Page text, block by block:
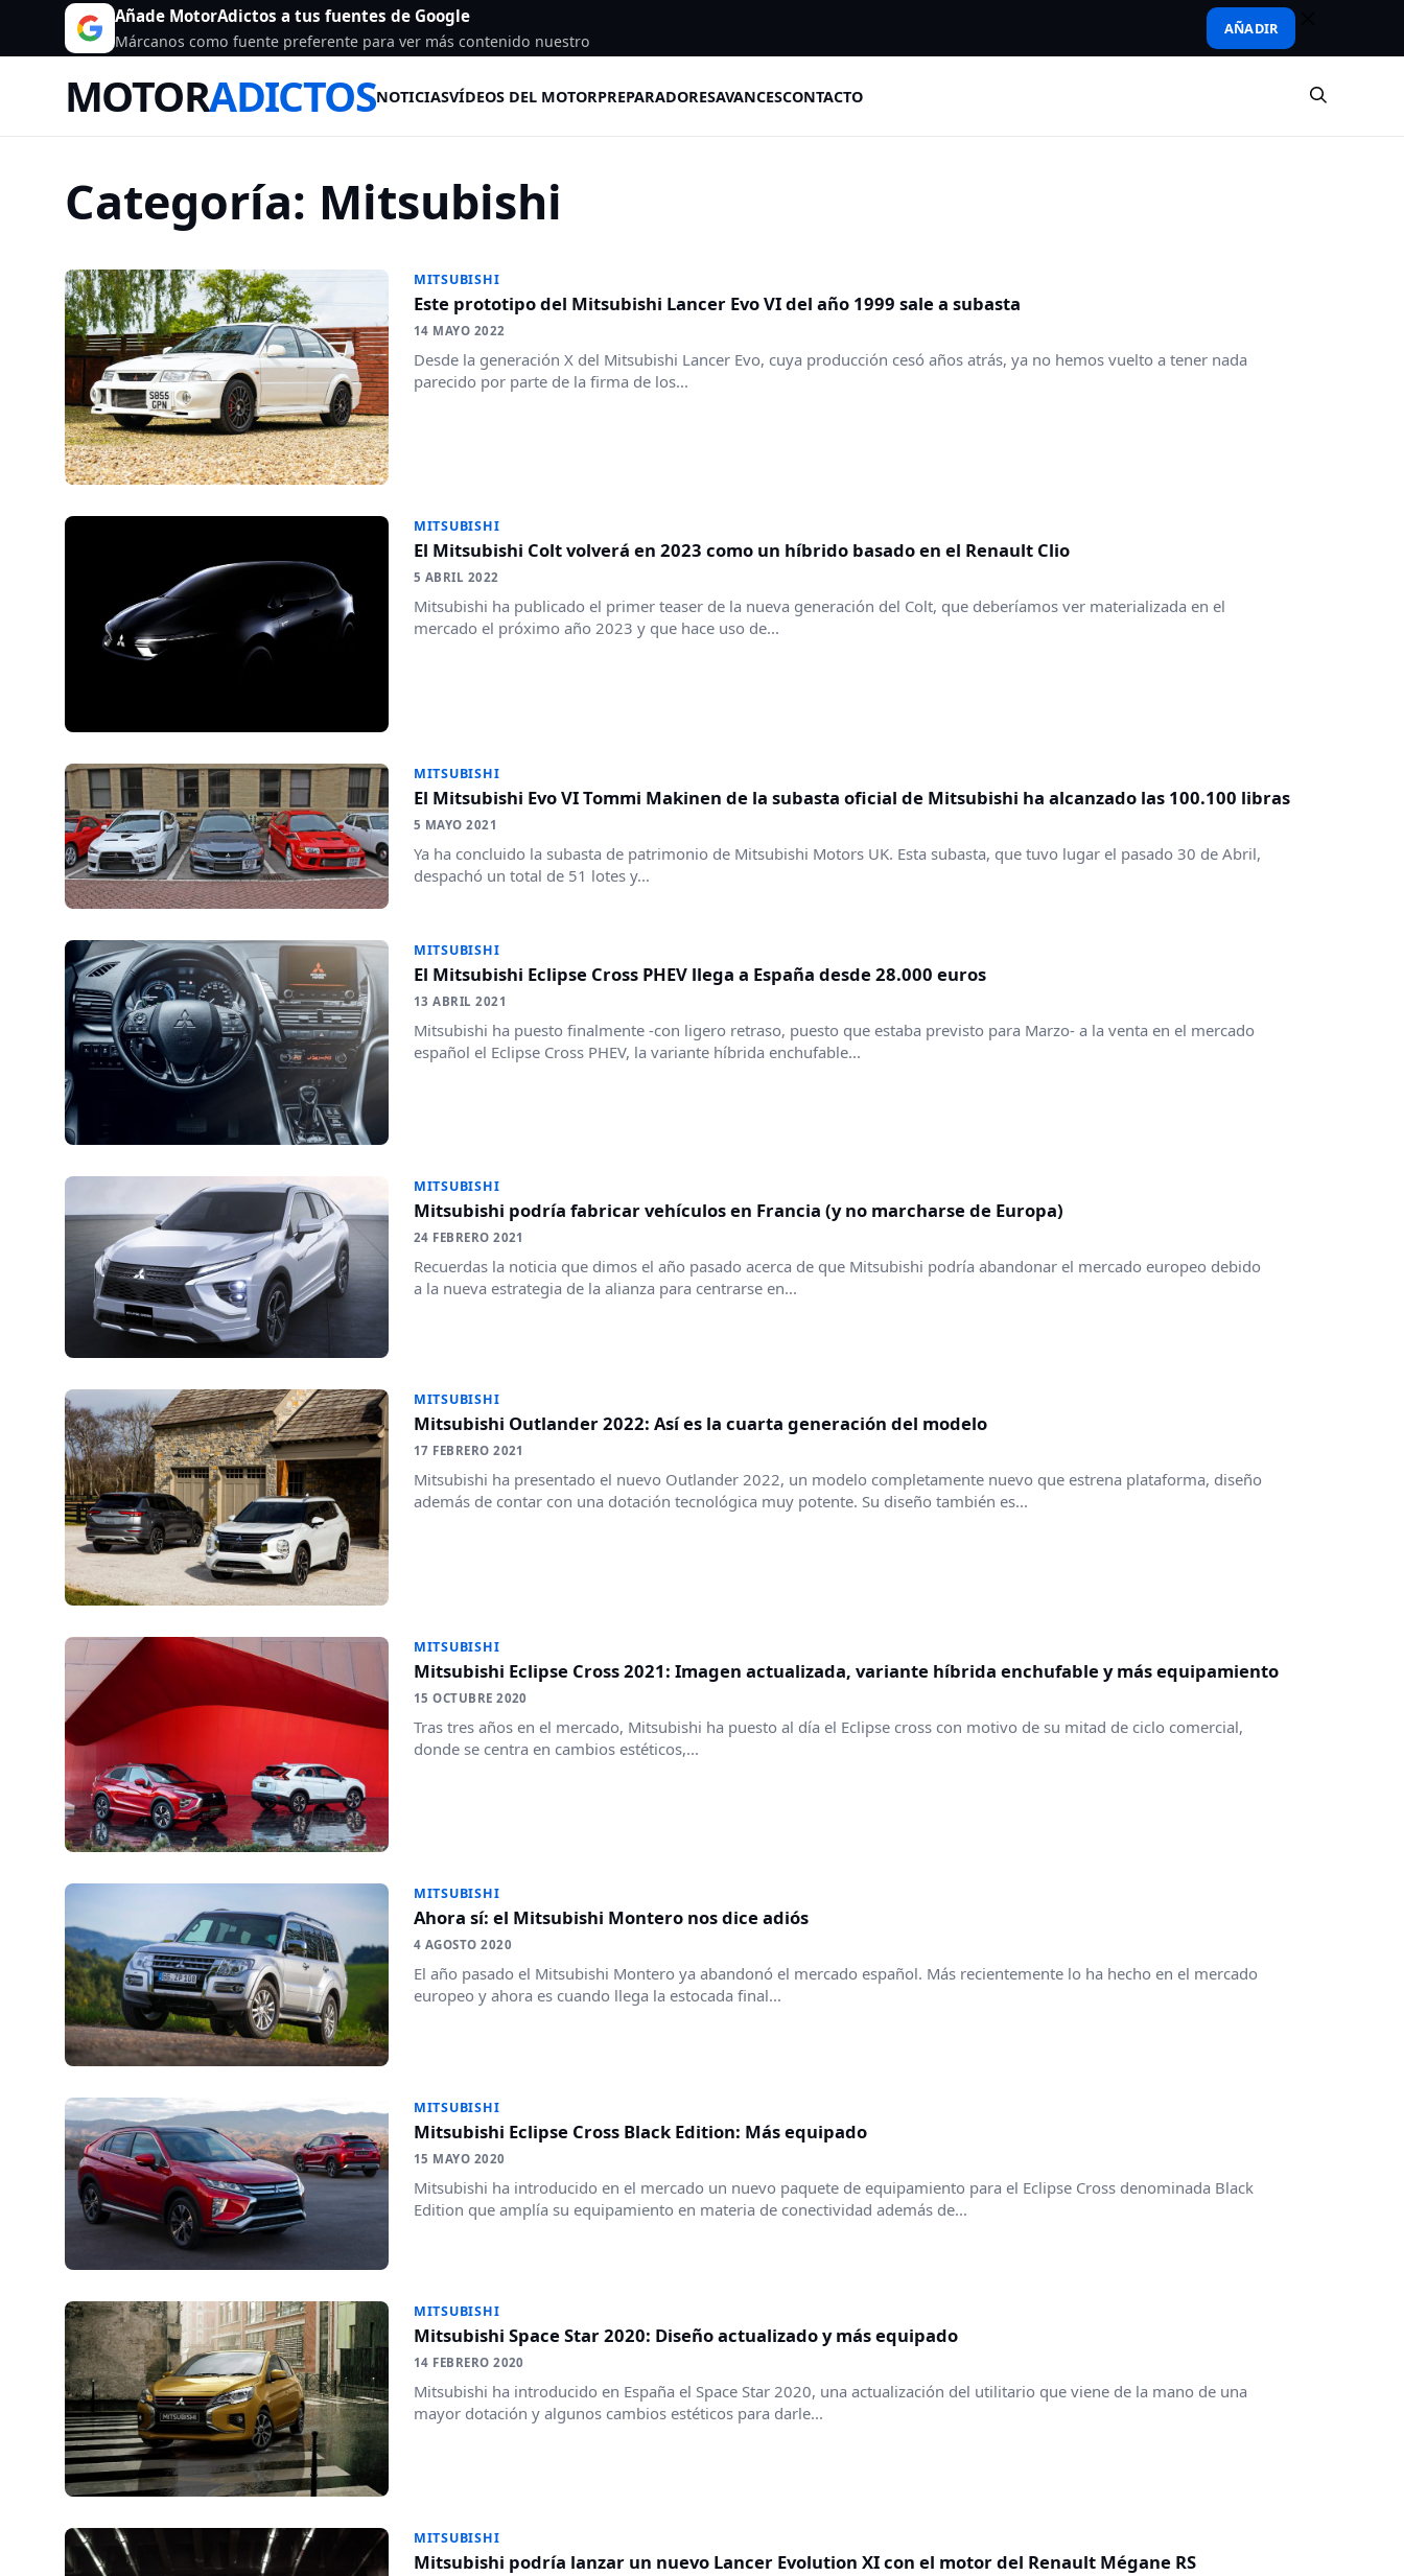
Añade MotorAdictos a tus fuentes de Google
Márcanos como fuente preferente para ver más contenido nuestro
AÑADIR
MOTORADICTOSNOTICIASVÍDEOS DEL MOTORPREPARADORESAVANCESCONTACTO
Categoría: Mitsubishi
MITSUBISHI
Este prototipo del Mitsubishi Lancer Evo VI del año 1999 sale a subasta
14 MAYO 2022
Desde la generación X del Mitsubishi Lancer Evo, cuya producción cesó años atrás, ya no hemos vuelto a tener nada
parecido por parte de la firma de los...
MITSUBISHI
El Mitsubishi Colt volverá en 2023 como un híbrido basado en el Renault Clio
5 ABRIL 2022
Mitsubishi ha publicado el primer teaser de la nueva generación del Colt, que deberíamos ver materializada en el
mercado el próximo año 2023 y que hace uso de...
MITSUBISHI
El Mitsubishi Evo VI Tommi Makinen de la subasta oficial de Mitsubishi ha alcanzado las 100.100 libras
5 MAYO 2021
Ya ha concluido la subasta de patrimonio de Mitsubishi Motors UK. Esta subasta, que tuvo lugar el pasado 30 de Abril,
despachó un total de 51 lotes y...
MITSUBISHI
El Mitsubishi Eclipse Cross PHEV llega a España desde 28.000 euros
13 ABRIL 2021
Mitsubishi ha puesto finalmente -con ligero retraso, puesto que estaba previsto para Marzo- a la venta en el mercado
español el Eclipse Cross PHEV, la variante híbrida enchufable...
MITSUBISHI
Mitsubishi podría fabricar vehículos en Francia (y no marcharse de Europa)
24 FEBRERO 2021
Recuerdas la noticia que dimos el año pasado acerca de que Mitsubishi podría abandonar el mercado europeo debido
a la nueva estrategia de la alianza para centrarse en...
MITSUBISHI
Mitsubishi Outlander 2022: Así es la cuarta generación del modelo
17 FEBRERO 2021
Mitsubishi ha presentado el nuevo Outlander 2022, un modelo completamente nuevo que estrena plataforma, diseño
además de contar con una dotación tecnológica muy potente. Su diseño también es...
MITSUBISHI
Mitsubishi Eclipse Cross 2021: Imagen actualizada, variante híbrida enchufable y más equipamiento
15 OCTUBRE 2020
Tras tres años en el mercado, Mitsubishi ha puesto al día el Eclipse cross con motivo de su mitad de ciclo comercial,
donde se centra en cambios estéticos,...
MITSUBISHI
Ahora sí: el Mitsubishi Montero nos dice adiós
4 AGOSTO 2020
El año pasado el Mitsubishi Montero ya abandonó el mercado español. Más recientemente lo ha hecho en el mercado
europeo y ahora es cuando llega la estocada final...
MITSUBISHI
Mitsubishi Eclipse Cross Black Edition: Más equipado
15 MAYO 2020
Mitsubishi ha introducido en el mercado un nuevo paquete de equipamiento para el Eclipse Cross denominada Black
Edition que amplía su equipamiento en materia de conectividad además de...
MITSUBISHI
Mitsubishi Space Star 2020: Diseño actualizado y más equipado
14 FEBRERO 2020
Mitsubishi ha introducido en España el Space Star 2020, una actualización del utilitario que viene de la mano de una
mayor dotación y algunos cambios estéticos para darle...
MITSUBISHI
Mitsubishi podría lanzar un nuevo Lancer Evolution XI con el motor del Renault Mégane RS